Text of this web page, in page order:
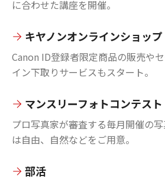
に合わせた講座を開催。
キヤノンオンラインショップ
Canon ID登録者限定商品の販売や
イン下取りサービスもスタート。
マンスリーフォトコンテスト
プロ写真家が審査する毎月開催の
は自由、自然などをご用意。
部活